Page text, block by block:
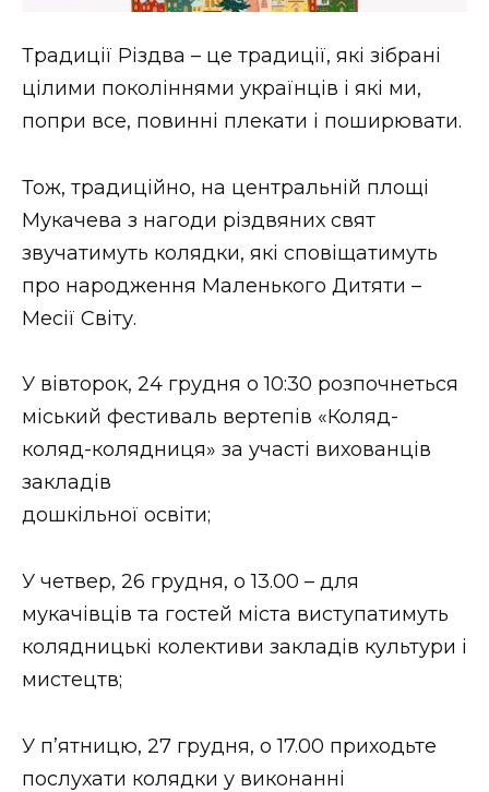
Втрачений Ужгород (відеоверсія)
ЗАКАРПАТСЬКІ НОВИНИ
НОВИНИ ЗАХІДНОЇ УКРАЇНИ
ФОТО
ВІДЕО
Традиції Різдва – це традиції, які зібрані
цілими поколіннями українців і які ми,
попри все, повинні плекати і поширювати.
Тож, традиційно, на центральній площі
Мукачева з нагоди різдвяних свят
звучатимуть колядки, які сповіщатимуть
про народження Маленького Дитяти –
Месії Світу.
У вівторок, 24 грудня о 10:30 розпочнеться
міський фестиваль вертепів «Коляд-
коляд-колядниця» за участі вихованців
закладів
дошкільної освіти;
У четвер, 26 грудня, о 13.00 – для
мукачівців та гостей міста виступатимуть
колядницькі колективи закладів культури і
мистецтв;
У пʼятницю, 27 грудня, о 17.00 приходьте
послухати колядки у виконанні